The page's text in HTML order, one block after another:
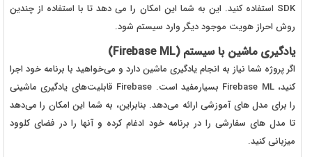
SDK استفاده کنید. این به شما این امکان را می دهد تا با استفاده از چندین
روش احراز هویت موجود دیگر وارد سیستم شود.
یادگیری ماشین با سیستم(Firebase ML)
اگر پروژه‌‌‌‌‌ شما نیاز به انجام یادگیری ماشین دارد و می‌خواهید با برنامه خود اجرا
کنید، Firebase ML بسیار‌‌‌مفید است. Firebase قابلیت‌های یادگیری ماشینی
را برای مدل های آموزشی ارائه می‌دهد. بنابراین، به شما این امکان را می‌دهد
تا مدل های سفارشی را در برنامه خود ادغام کرده و آنها را در فضای کلوود
میزبانی کنید.